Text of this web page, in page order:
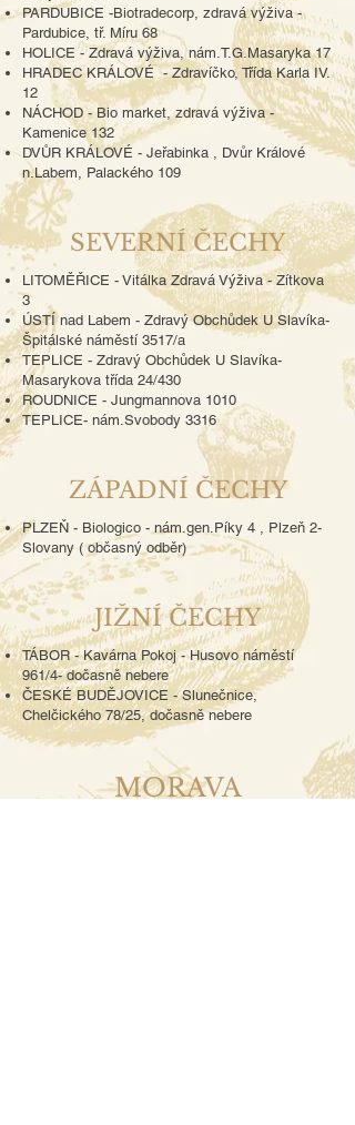
PARDUBICE -Biotradecorp, zdravá výživa -
Pardubice, tř. Míru 68
HOLICE - Zdravá výživa, nám.T.G.Masaryka 17
HRADEC KRÁLOVÉ - Zdravíčko, Třída Karla IV.
12
NÁCHOD - Bio market, zdravá výživa -
Kamenice 132
DVŮR KRÁLOVÉ - Jeřabinka , Dvůr Králové
n.Labem, Palackého 109
SEVERNÍ ČECHY
LITOMĚŘICE - Vitálka Zdravá Výživa - Zítkova
3
ÚSTÍnad Labem - Zdravý Obchůdek U Slavíka-
Špitálské náměstí 3517/a
TEPLICE - Zdravý Obchůdek U Slavíka-
Masarykova třída 24/430
ROUDNICE - Jungmannova 1010
TEPLICE- nám.Svobody 3316
ZÁPADNÍ ČECHY
PLZEŇ - Biologico - nám.gen.Píky 4 , Plzeň 2-
Slovany ( občasný odběr)
JIŽNÍ ČECHY
TÁBOR - Kavárna Pokoj - Husovo náměstí
961/4- dočasně nebere
ČESKÉ BUDĚJOVICE - Slunečnice,
Chelčického 78/25, dočasně nebere
MORAVA